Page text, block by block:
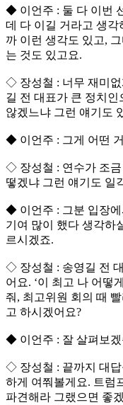
◆ 이언주 : 둘 다 이번
데 다 이길 거라고 생각
까 이런 생각도 있고,
는 것도 있고요.
◇ 장성철 : 너무 재미없
길 전 대표가 큰 정치인
않겠느냐 그런 얘기도
◆ 이언주 : 그게 어떤
◇ 장성철 : 연수가 조금
떻겠냐 그런 얘기도 일
◆ 이언주 : 그분 입장
기여 많이 했다 생각하
르시겠죠.
◇ 장성철 : 송영길 전
어요. ‘이 최고 나 어떻
줘, 최고위원 회의 때
고 하시겠어요?
◆ 이언주 : 잘 살펴보겠
◇ 장성철 : 끝까지 대
하게 여쭤볼게요. 트럼
파견해라 그랬으면 좋